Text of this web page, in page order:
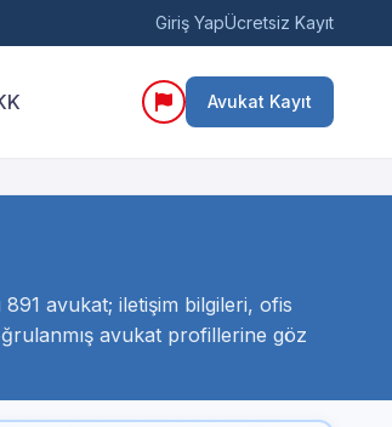
Giriş YapÜcretsiz Kayıt
Avukat Kayıt
avukat; iletişim bilgileri, ofis
avukat profillerine göz